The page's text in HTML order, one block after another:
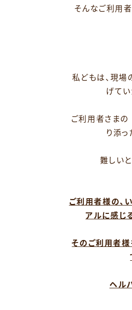
そんなご利用
私どもは、現場
げて
ご利用者さま
り添
難しい
ご利用者様の、
アルに感じ
そのご利用者
ヘル